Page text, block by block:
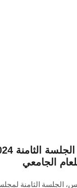
2025-2024
الجامعي
الجلسة الثامنة